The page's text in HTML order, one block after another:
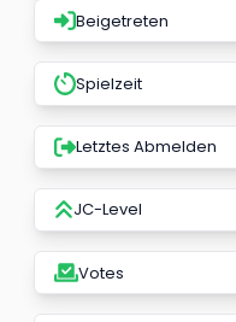
Beigetreten
Spielzeit
Letztes Abmelden
JC-Level
Votes